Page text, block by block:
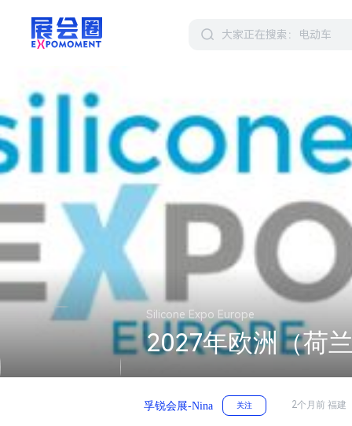
Silicone Expo Europe
2027年欧洲（荷
孚锐会展-Nina 关注 2个月前 福建